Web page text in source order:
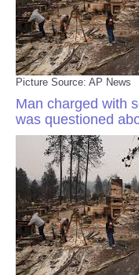
Picture Source: AP News
Man charged with
was questioned